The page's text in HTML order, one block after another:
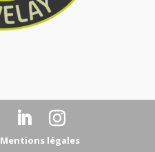
Mentions légales